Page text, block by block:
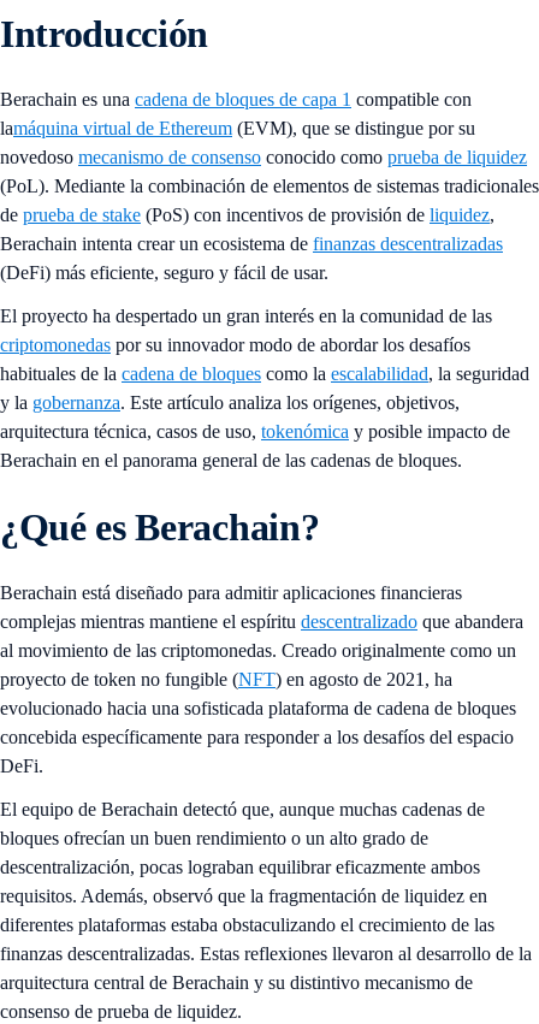
Introducción
Berachain es una cadena de bloques de capa 1 compatible con
lamáquina virtual de Ethereum (EVM), que se distingue por su
novedoso mecanismo de consenso conocido como prueba de liquidez
(PoL). Mediante la combinación de elementos de sistemas tradicionales
de prueba de stake (PoS) con incentivos de provisión de liquidez,
Berachain intenta crear un ecosistema de finanzas descentralizadas
(DeFi) más eficiente, seguro y fácil de usar.
El proyecto ha despertado un gran interés en la comunidad de las
criptomonedas por su innovador modo de abordar los desafíos
habituales de la cadena de bloques como la escalabilidad, la seguridad
y la gobernanza. Este artículo analiza los orígenes, objetivos,
arquitectura técnica, casos de uso, tokenómica y posible impacto de
Berachain en el panorama general de las cadenas de bloques.
¿Qué es Berachain?
Berachain está diseñado para admitir aplicaciones financieras
complejas mientras mantiene el espíritu descentralizado que abandera
al movimiento de las criptomonedas. Creado originalmente como un
proyecto de token no fungible (NFT) en agosto de 2021, ha
evolucionado hacia una sofisticada plataforma de cadena de bloques
concebida específicamente para responder a los desafíos del espacio
DeFi.
El equipo de Berachain detectó que, aunque muchas cadenas de
bloques ofrecían un buen rendimiento o un alto grado de
descentralización, pocas lograban equilibrar eficazmente ambos
requisitos. Además, observó que la fragmentación de liquidez en
diferentes plataformas estaba obstaculizando el crecimiento de las
finanzas descentralizadas. Estas reflexiones llevaron al desarrollo de la
arquitectura central de Berachain y su distintivo mecanismo de
consenso de prueba de liquidez.